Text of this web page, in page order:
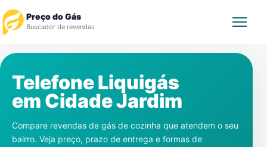
Preço do Gás
Buscador de revendas
Revendedor
Notícias
Telefone Liquigás
em Cidade Jardim
Compare revendas de gás de cozinha que atendem o seu
bairro. Veja preço, prazo de entrega e formas de